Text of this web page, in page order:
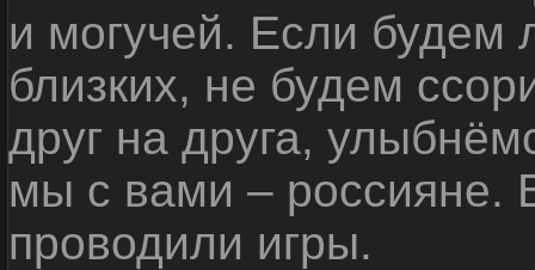
и могучей. Если будем
близких, не будем
друг на друга,
мы с вами – россияне.
проводили игры.